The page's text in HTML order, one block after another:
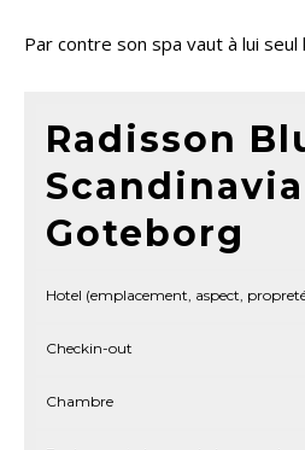
Par contre son spa vaut à lui seul
Radisson
Scandinavia
Goteborg
Hotel (emplacement, aspect,
Checkin-out
Chambre